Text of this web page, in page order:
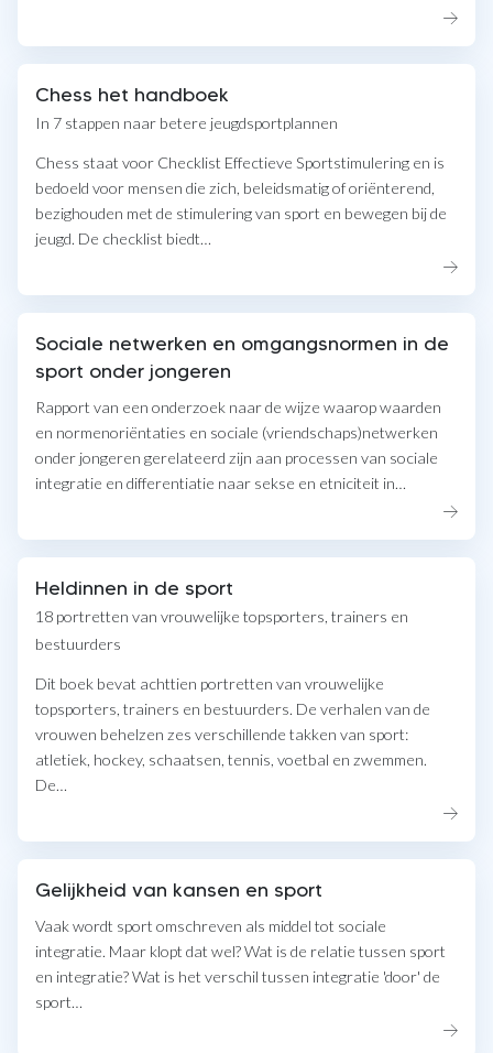
Chess het handboek
In 7 stappen naar betere jeugdsportplannen
Chess staat voor Checklist Effectieve Sportstimulering en is
bedoeld voor mensen die zich, beleidsmatig of oriënterend,
bezighouden met de stimulering van sport en bewegen bij de
jeugd. De checklist biedt…
Sociale netwerken en omgangsnormen in de
sport onder jongeren
Rapport van een onderzoek naar de wijze waarop waarden
en normenoriëntaties en sociale (vriendschaps)netwerken
onder jongeren gerelateerd zijn aan processen van sociale
integratie en differentiatie naar sekse en etniciteit in…
Heldinnen in de sport
18 portretten van vrouwelijke topsporters, trainers en
bestuurders
Dit boek bevat achttien portretten van vrouwelijke
topsporters, trainers en bestuurders. De verhalen van de
vrouwen behelzen zes verschillende takken van sport:
atletiek, hockey, schaatsen, tennis, voetbal en zwemmen.
De…
Gelijkheid van kansen en sport
Vaak wordt sport omschreven als middel tot sociale
integratie. Maar klopt dat wel? Wat is de relatie tussen sport
en integratie? Wat is het verschil tussen integratie 'door' de
sport…